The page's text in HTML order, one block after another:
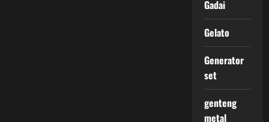
Gadai
Gelato
Generator
set
genteng
metal